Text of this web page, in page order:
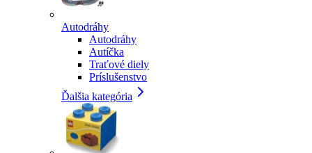
Autodráhy
Autodráhy
Autíčka
Traťové diely
Príslušenstvo
Ďalšia kategória